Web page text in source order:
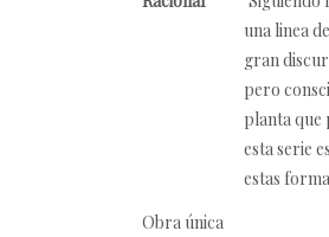
una linea
gran
pero
planta que
esta serie
estas
Obra única